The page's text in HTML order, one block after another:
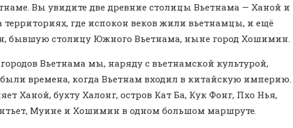
Вы увидите две древние столицы Вьетнама — Ханой и
где испокон веков жили вьетнамцы, и ещё
бывшую столицу Южного Вьетнама, ныне город Хошимин.
Вьетнама мы, наряду с вьетнамской культурой,
времена, когда Вьетнам входил в китайскую империю.
Ханой, бухту Халонг, остров Кат Ба, Кук Фонг, Пхо Нья,
Муине и Хошимин в одном большом маршруте.